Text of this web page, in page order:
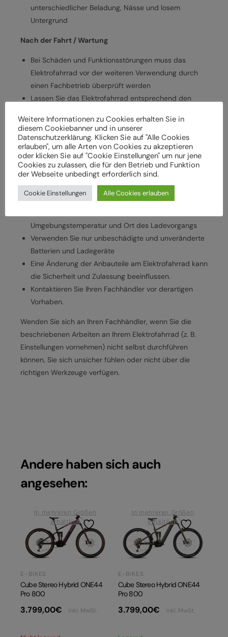
unterschiedlicher Beladung, Nässe und losem
Untergrund
Nach der Fahrt / Wartung
Bei Schäden und Funktionsstörungen muss das
Elektrofahrrad vor der weiteren Verwendung durch
einen Fachbetrieb überprüft werden
Lassen Sie das Elektrofahrrad entsprechend den
Fachbetrieb überprüfen und warten, um
Gefährdungen, z. B. verschleißbedingt, zu vermeiden
Halten Sie die angegebenen Drehmomente (Nm) für
die Montage von Bauteilen ein
Verwenden Sie nur vom Hersteller freigegebene
Batterien und Ladegeräte
Beachten Sie Herstellervorgaben zum Laden und
Umgebungstemperatur und Ort des Ladevorgangs
Verwenden Sie nur unbeschädigte und unveränderte
Batterien und Ladegeräte
Eine Änderung der Anbauteile am Elektrofahrrad kann
die Sicherheit und Zulassung beeinflussen.
Kontaktieren Sie Ihren Fachhändler vor derartigen
Vorhaben.
Wenden Sie sich an Ihren Fachhändler, wenn Sie die
beschriebenen Arbeiten an Ihrem Elektrofahrrad (z. B.
Einstellungen vornehmen) nicht selbst durchführen
können, Sie sich unsicher fühlen oder nicht über die
richtigen Werkzeuge verfügen.
Andere haben sich auch
angesehen:
In mehreren Größen
erhältlich
E-BIKES
Cube Stereo Hybrid ONE44
Pro 800
3.799,00€ inkl. MwSt.
In mehreren Größen
erhältlich
E-BIKES
Cube Stereo Hybrid ONE44
Pro 800
3.799,00€ inkl. MwSt.
Weitere Informationen zu Cookies erhalten Sie in
diesem Cookiebanner und in unserer
Datenschutzerklärung. Klicken Sie auf "Alle Cookies
erlauben", um alle Arten von Cookies zu akzeptieren
oder klicken Sie auf "Cookie Einstellungen" um nur jene
Cookies zu zulassen, die für den Betrieb und Funktion
der Webseite unbedingt erforderlich sind.
Cookie Einstellungen Alle Cookies erlauben